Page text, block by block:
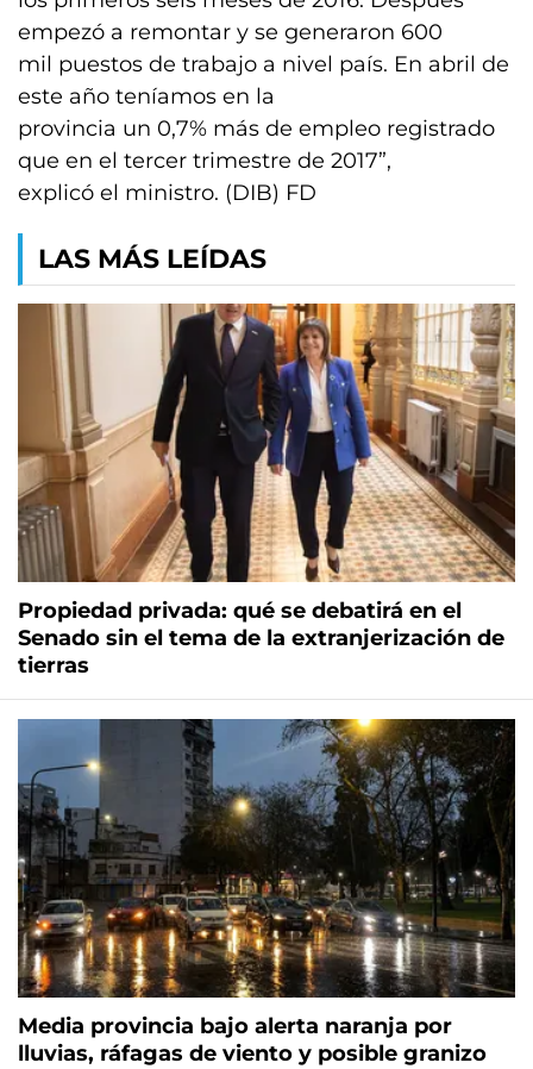
empezó a remontar y se generaron 600
mil puestos de trabajo a nivel país. En abril de
este año teníamos en la
provincia un 0,7% más de empleo registrado
que en el tercer trimestre de 2017”,
explicó el ministro. (DIB) FD
LAS MÁS LEÍDAS
Propiedad privada: qué se debatirá en el
Senado sin el tema de la extranjerización de
tierras
Media provincia bajo alerta naranja por
lluvias, ráfagas de viento y posible granizo